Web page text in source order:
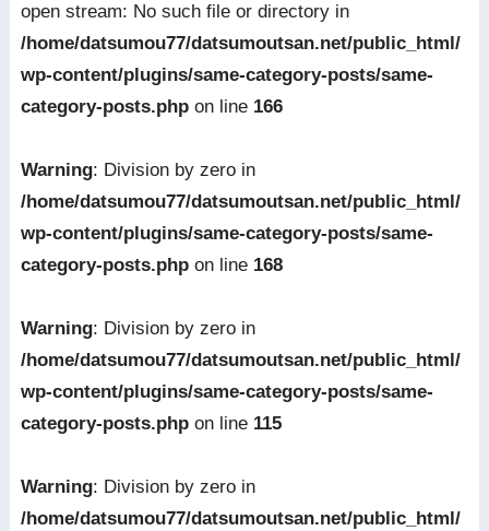
open stream: No such file or directory in
/home/datsumou77/datsumoutsan.net/public_html/
wp-content/plugins/same-category-posts/same-
category-posts.phpon line 166
Warning: Division by zero in
/home/datsumou77/datsumoutsan.net/public_html/
wp-content/plugins/same-category-posts/same-
category-posts.phpon line 168
Warning: Division by zero in
/home/datsumou77/datsumoutsan.net/public_html/
wp-content/plugins/same-category-posts/same-
category-posts.phpon line 115
Warning: Division by zero in
/home/datsumou77/datsumoutsan.net/public_html/